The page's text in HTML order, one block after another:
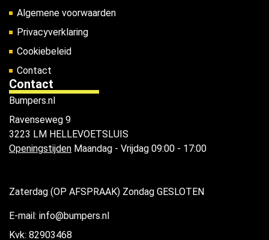
Algemene voorwaarden
Privacyverklaring
Cookiebeleid
Contact
Contact
Bumpers.nl
Ravenseweg 9
3223 LM HELLEVOETSLUIS
Openingstijden Maandag - Vrijdag 09:00 - 17:00
Zaterdag (OP AFSPRAAK) Zondag GESLOTEN
E-mail: info@bumpers.nl
Kvk: 82903468